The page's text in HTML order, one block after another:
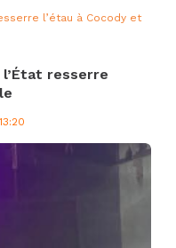
l’étau à Cocody et
resserre